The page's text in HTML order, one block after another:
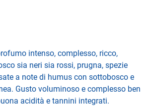
intenso, complesso, ricco,
sia neri sia rossi, prugna, spezie
a note di humus con sottobosco e
Gusto voluminoso e complesso ben
acidità e tannini integrati.